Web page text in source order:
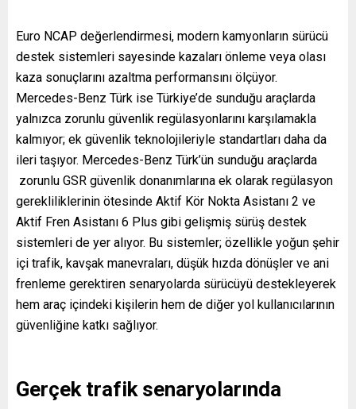
Euro NCAP değerlendirmesi, modern kamyonların sürücü
destek sistemleri sayesinde kazaları önleme veya olası
kaza sonuçlarını azaltma performansını ölçüyor.
Mercedes-Benz Türk ise Türkiye’de sunduğu araçlarda
yalnızca zorunlu güvenlik regülasyonlarını karşılamakla
kalmıyor; ek güvenlik teknolojileriyle standartları daha da
ileri taşıyor. Mercedes-Benz Türk’ün sunduğu araçlarda
zorunlu GSR güvenlik donanımlarına ek olarak regülasyon
gerekliliklerinin ötesinde Aktif Kör Nokta Asistanı 2 ve
Aktif Fren Asistanı 6 Plus gibi gelişmiş sürüş destek
sistemleri de yer alıyor. Bu sistemler; özellikle yoğun şehir
içi trafik, kavşak manevraları, düşük hızda dönüşler ve ani
frenleme gerektiren senaryolarda sürücüyü destekleyerek
hem araç içindeki kişilerin hem de diğer yol kullanıcılarının
güvenliğine katkı sağlıyor.
Gerçek trafik senaryolarında